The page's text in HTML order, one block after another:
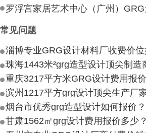
常见问题
烟台市优秀grg造型设计如何报价？
甘肃1562㎡grg设计费用报价多少？